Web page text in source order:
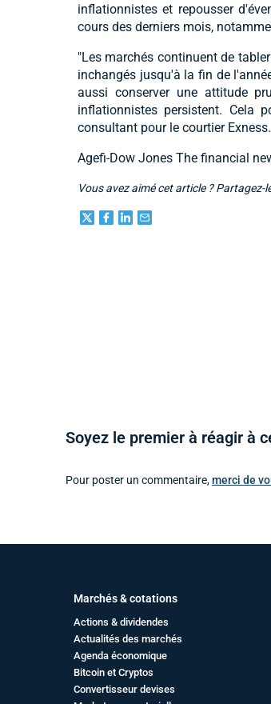
inflationnistes et repousser
cours des derniers mois,
"Les marchés continuent de
inchangés jusqu'à la fin de
aussi conserver une attitude
inflationnistes persistent. Cela
consultant pour le courtier Exness.
Agefi-Dow Jones The financial
Vous avez aimé cet article ?
Soyez le premier à réagir à
Pour poster un commentaire,merci de
Marchés & cotations
Actions & dividendes
Actualités des marchés
Agenda économique
Bitcoin et Cryptos
Convertisseur devises